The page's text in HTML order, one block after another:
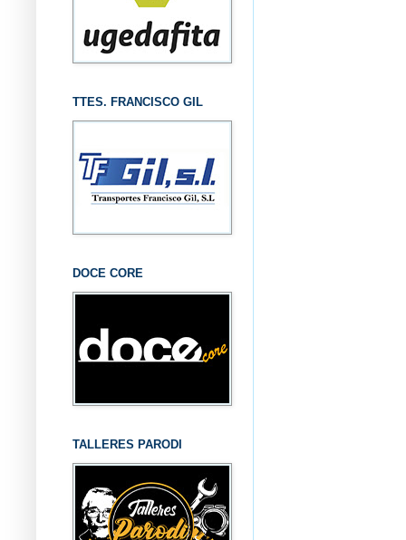
TTES. FRANCISCO GIL
DOCE CORE
TALLERES PARODI